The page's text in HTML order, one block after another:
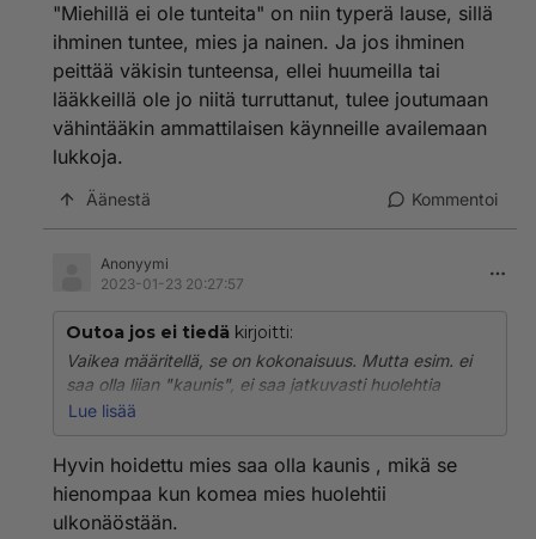
"Miehillä ei ole tunteita" on niin typerä lause, sillä
ihminen tuntee, mies ja nainen. Ja jos ihminen
peittää väkisin tunteensa, ellei huumeilla tai
lääkkeillä ole jo niitä turruttanut, tulee joutumaan
vähintääkin ammattilaisen käynneille availemaan
lukkoja.
Äänestä Kommentoi
Anonyymi
2023-01-23 20:27:57
Outoa jos ei tiedä kirjoitti:
Vaikea määritellä, se on kokonaisuus. Mutta esim. ei
saa olla liian "kaunis", ei saa jatkuvasti huolehtia
ulkonäöstään kuten keikistellä peilin edessä, sukia
kammataan tai harjataan nopeasti siisteiksi, se on
miehekästä. Muutenkaan peilin edessä ei vietetä pitkiä
aikoja. Puheääni ei saa olla kimittävä tai sössöttävä
vaan ihan reilu miehekäs ääni, kävelytyyli ei saa olla
Lue lisää
Hyvin hoidettu mies saa olla kaunis , mikä se
hienompaa kun komea mies huolehtii
ulkonäöstään.